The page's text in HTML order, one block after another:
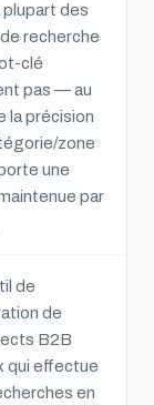
plupart des
recherche
clé
pas — au
la précision
zone
une
par
de
de
B2B
qui effectue
en